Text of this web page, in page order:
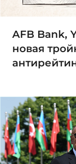
AFB Bank,
новая